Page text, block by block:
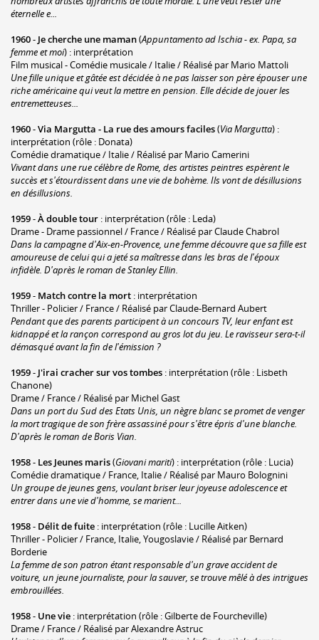
éternelle e...
1960- Je cherche une maman(Appuntamento ad Ischia - ex. Papa, sa
femme et moi) : interprétation
Film musical - Comédie musicale / Italie / Réalisé par Mario Mattoli
Une fille unique et gâtée est décidée à ne pas laisser son père épouser une
riche américaine qui veut la mettre en pension. Elle décide de jouer les
entremetteuses...
1960-Via Margutta - La rue des amours faciles(Via Margutta) :
interprétation (rôle : Donata)
Comédie dramatique / Italie / Réalisé par Mario Camerini
Vivant dans une rue célèbre de Rome, des artistes peintres espèrent le
succès et s'étourdissent dans une vie de bohème. Ils vont de désillusions
en désillusions.
1959-À double tour : interprétation (rôle : Leda)
Drame - Drame passionnel / France / Réalisé par Claude Chabrol
Dans la campagne d'Aix-en-Provence, une femme découvre que sa fille est
amoureuse de celui qui a jeté sa maîtresse dans les bras de l'époux
infidèle. D'après le roman de Stanley Ellin.
1959- Match contre la mort : interprétation
Thriller - Policier / France / Réalisé par Claude-Bernard Aubert
Pendant que des parents participent à un concours TV, leur enfant est
kidnappé et la rançon correspond au gros lot du jeu. Le ravisseur sera-t-il
démasqué avant la fin de l'émission ?
1959- J'irai cracher sur vos tombes : interprétation (rôle : Lisbeth
Chanone)
Drame / France / Réalisé par Michel Gast
Dans un port du Sud des Etats Unis, un nègre blanc se promet de venger
la mort tragique de son frère assassiné pour s'être épris d'une blanche.
D'après le roman de Boris Vian.
1958- Les Jeunes maris(Giovani mariti) : interprétation (rôle : Lucia)
Comédie dramatique / France, Italie / Réalisé par Mauro Bolognini
Un groupe de jeunes gens, voulant briser leur joyeuse adolescence et
entrer dans une vie d'homme, se marient...
1958- Délit de fuite : interprétation (rôle : Lucille Aitken)
Thriller - Policier / France, Italie, Yougoslavie / Réalisé par Bernard
Borderie
La femme de son patron étant responsable d'un grave accident de
voiture, un jeune journaliste, pour la sauver, se trouve mêlé à des intrigues
embrouillées.
1958- Une vie : interprétation (rôle : Gilberte de Fourcheville)
Drame / France / Réalisé par Alexandre Astruc